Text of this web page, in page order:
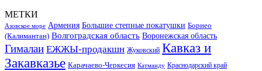
МЕТКИ
Азовское море Армения Большие степные покатушки Борнео
(Калимантан) Волгоградская область Воронежская область
Гималаи ЕЖЖЫ-продакшн Жуковский Кавказ и
Закавказье Карачаево-Черкесия Катманду Краснодарский край